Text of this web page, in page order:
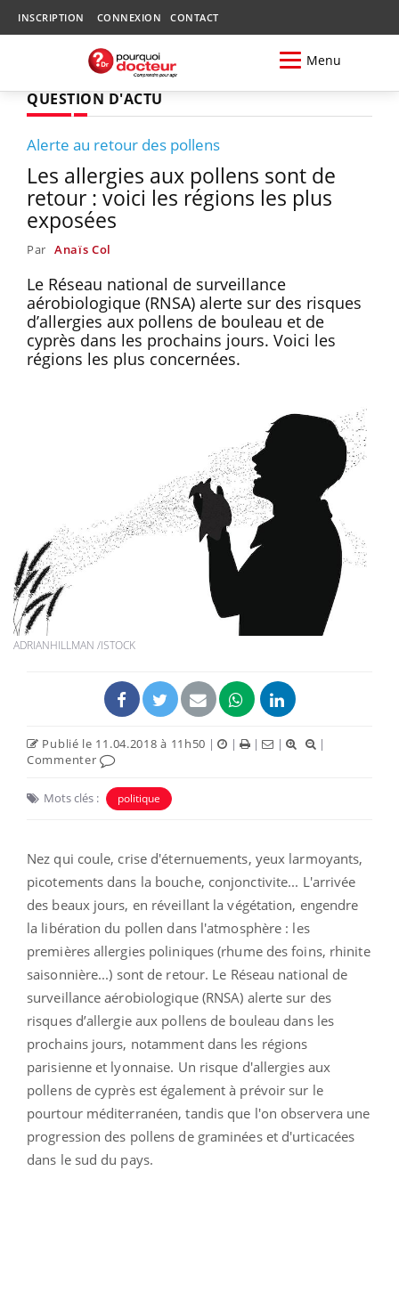
INSCRIPTION CONNEXION CONTACT
Menu
QUESTION D'ACTU
Alerte au retour des pollens
Les allergies aux pollens sont de
retour : voici les régions les plus
exposées
Par Anaïs Col
Le Réseau national de surveillance
aérobiologique (RNSA) alerte sur des risques
d’allergies aux pollens de bouleau et de
cyprès dans les prochains jours. Voici les
régions les plus concernées.
ADRIANHILLMAN /ISTOCK
Publié le 11.04.2018 à 11h50 | | | |
|
Commenter
Mots clés : politique
Nez qui coule, crise d'éternuements, yeux larmoyants,
picotements dans la bouche, conjonctivite... L'arrivée
des beaux jours, en réveillant la végétation, engendre
la libération du pollen dans l'atmosphère : les
premières allergies poliniques (rhume des foins, rhinite
saisonnière...) sont de retour. Le Réseau national de
surveillance aérobiologique (RNSA) alerte sur des
risques d’allergie aux pollens de bouleau dans les
prochains jours, notamment dans les régions
parisienne et lyonnaise. Un risque d'allergies aux
pollens de cyprès est également à prévoir sur le
pourtour méditerranéen, tandis que l'on observera une
progression des pollens de graminées et d'urticacées
dans le sud du pays.